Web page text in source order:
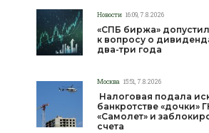
Новости 16:09, 7.8.2026
«СПБ биржа»
к вопросу о
два-три года
Москва 15:51, 7.8.2026
Налоговая подала
банкротстве «дочки»
«Самолет» и
счета